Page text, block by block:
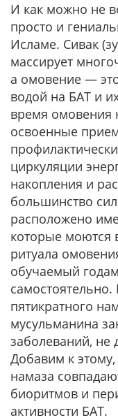
И как можно не
просто и
Исламе. Сивак
массирует
а омовение —
водой на БАТ и
время омовения
освоенные
циркуляции
накопления и
большинство
расположено
которые моются
ритуала
обучаемый
самостоятельно.
пятикратного
мусульманина
заболеваний, не
Добавим к
намаза
биоритмов и
активности БАТ.